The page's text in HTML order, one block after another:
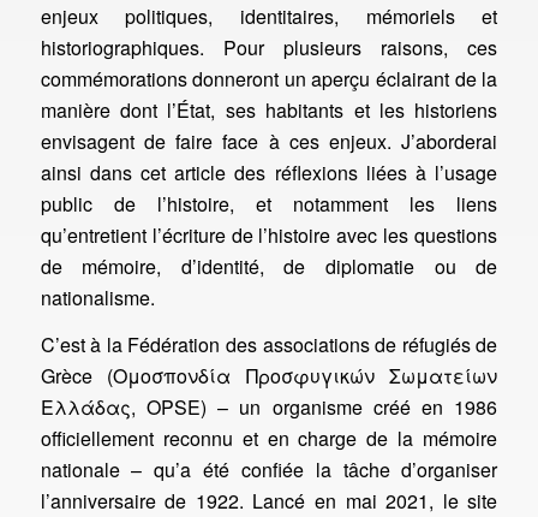
enjeux politiques, identitaires, mémoriels et
historiographiques. Pour plusieurs raisons, ces
commémorations donneront un aperçu éclairant de la
manière dont l’État, ses habitants et les historiens
envisagent de faire face à ces enjeux. J’aborderai
ainsi dans cet article des réflexions liées à l’usage
public de l’histoire, et notamment les liens
qu’entretient l’écriture de l’histoire avec les questions
de mémoire, d’identité, de diplomatie ou de
nationalisme.
C’est à la Fédération des associations de réfugiés de
Grèce (Ομοσπονδία Προσφυγικών Σωματείων
Ελλάδας, OPSE) – un organisme créé en 1986
officiellement reconnu et en charge de la mémoire
nationale – qu’a été confiée la tâche d’organiser
l’anniversaire de 1922. Lancé en mai 2021, le site